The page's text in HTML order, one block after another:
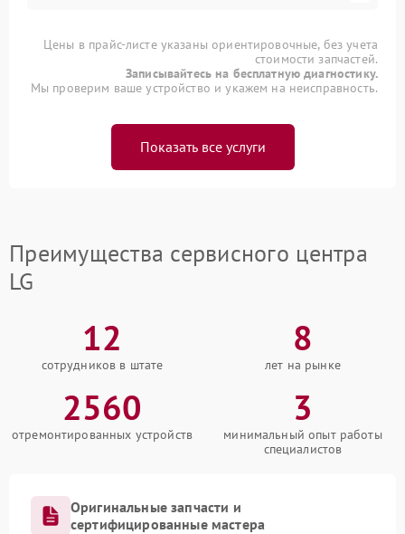
Цены в прайс-листе указаны ориентировочные, без учета
стоимости запчастей.
Записывайтесь на бесплатную диагностику.
Мы проверим ваше устройство и укажем на неисправность.
Показать все услуги
Преимущества сервисного центра
LG
12
сотрудников в штате
8
лет на рынке
2560
отремонтированных устройств
3
минимальный опыт работы
специалистов
Оригинальные запчасти и
сертифицированные мастера